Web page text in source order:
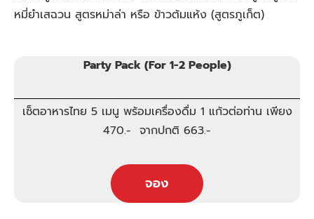
หมี่ยำเสฉวน สูตรหม่าล่า หรือ ข้าวต้มแห้ง (สูตรภูเก็ต)
Party Pack (For 1-2 People)
เซ็ตอาหารไทย 5 เมนู พร้อมเครื่องดื่ม 1 แก้วต่อท่าน เพียง
470.- จากปกติ 663.-
จอง